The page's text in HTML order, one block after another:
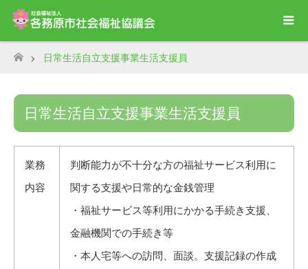
ホーム
日常生活自立支援事業生活支援員
日常生活自立支援事業生活支援員
業務
内容
判断能力が不十分な方の福祉サービス利用に
関する支援や日常的な金銭管理
・福祉サービス等利用にかかる手続き支援、
金融機関での手続き等
・本人宅等への訪問、面談。支援記録の作成